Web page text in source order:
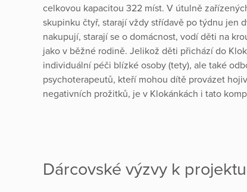
celkovou kapacitou 322 míst. V útulně
skupinku čtyř, starají vždy střídavě po týdnu jen
nakupují, starají se o domácnost, vodí děti na
jako v běžné rodině. Jelikož děti přichází do
individuální péči blízké osoby (tety), ale také
psychoterapeutů, kteří mohou dítě provázet
negativních prožitků, je v Klokánkách i tato
Dárcovské výzvy k projektu